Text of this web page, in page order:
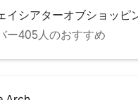
イシアターオブショッピ
ー405人のおすすめ